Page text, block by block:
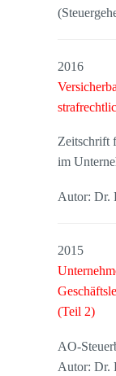
2016
Zeitschrift
im
Autor: Dr.
2015
(Teil 2)
AO-
Autor: Dr.